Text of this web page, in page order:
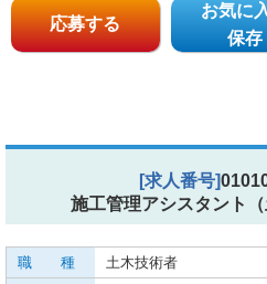
応募する
お気に
保存
[求人番号]
施工管理アシスタント（
職 種 土木技術者